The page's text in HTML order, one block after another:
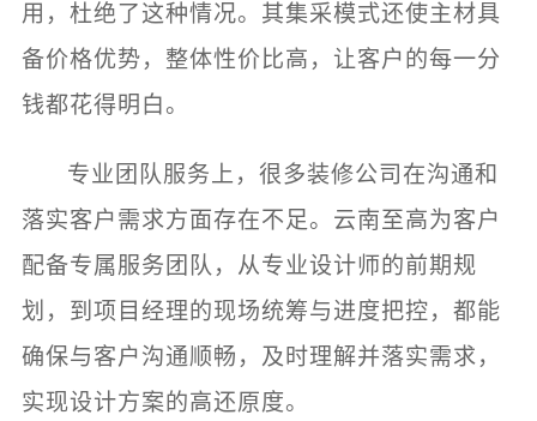
用，杜绝了这种情况。其集采模式还使主材具
备价格优势，整体性价比高，让客户的每一分
钱都花得明白。
专业团队服务上，很多装修公司在沟通和
落实客户需求方面存在不足。云南至高为客户
配备专属服务团队，从专业设计师的前期规
划，到项目经理的现场统筹与进度把控，都能
确保与客户沟通顺畅，及时理解并落实需求，
实现设计方案的高还原度。